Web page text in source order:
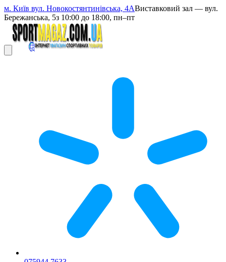
м. Київ вул. Новокостянтинівська, 4АВиставковий зал — вул.
Бережанська, 5з 10:00 до 18:00, пн–пт